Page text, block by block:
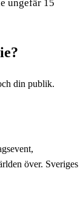
ungefär 15
din publik.
över. Sveriges